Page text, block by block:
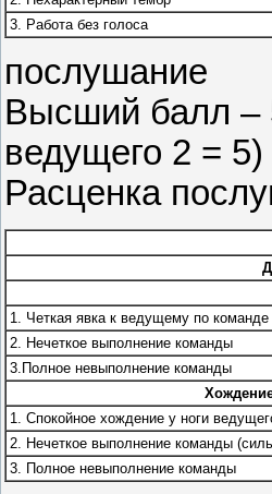
3. Работа без голоса
послушание
Высший балл –
ведущего 2 = 5)
Расценка
1. Четкая явка к ведущему по
2. Нечеткое выполнение команды
3.Полное невыполнение команды
1. Спокойное хождение у ноги
2. Нечеткое выполнение команды
3. Полное невыполнение команды